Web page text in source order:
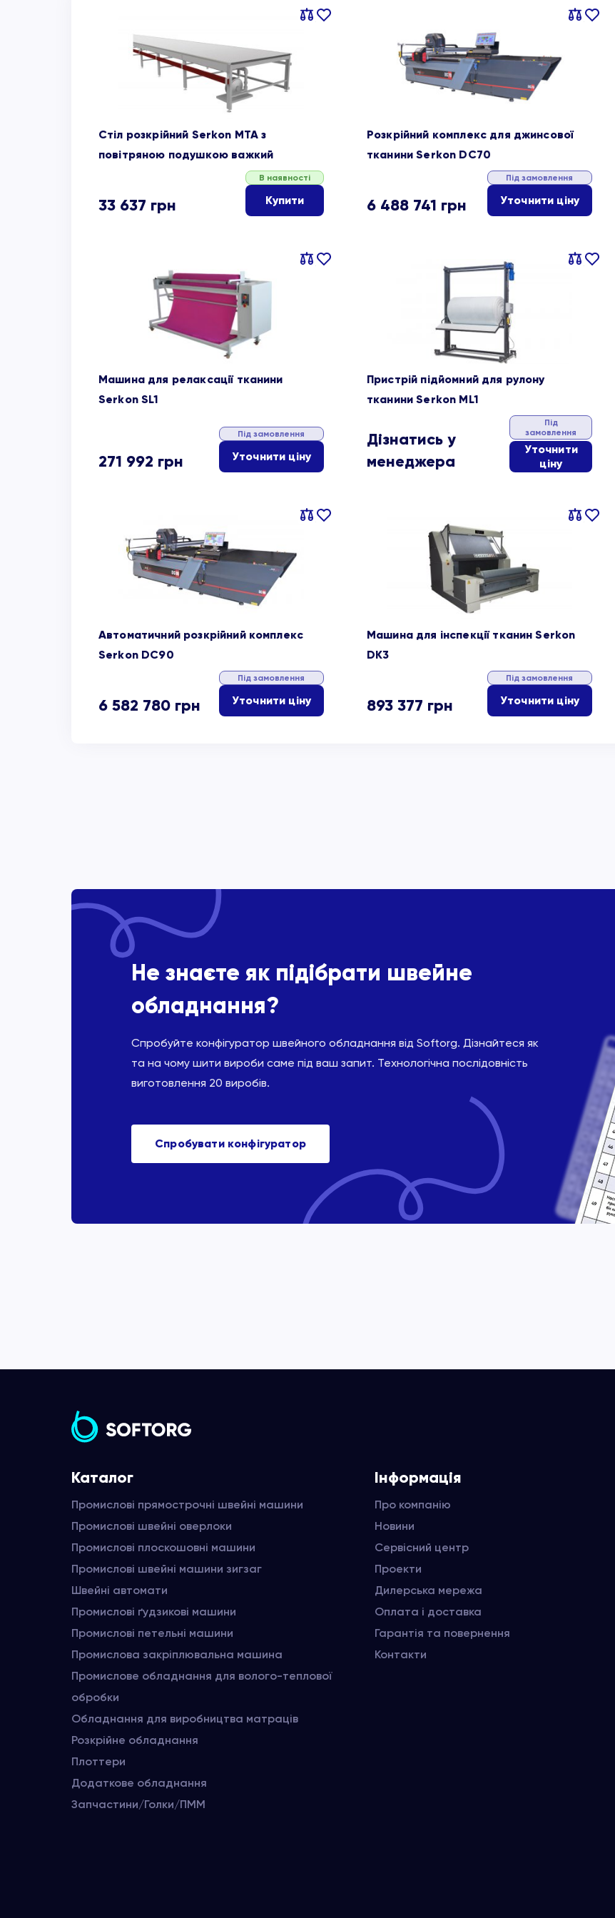
Порівняти
В
Стіл розкрійний Serkon MTA з
повітряною подушкою важкий
33 637 грн
В наявності
Купити
Порівняти
В
Розкрійний комплекс для джинсової
тканини Serkon DC70
6 488 741 грн
Під замовлення
Уточнити ціну
Порівняти
В
Машина для релаксації тканини
Serkon SL1
271 992 грн
Під замовлення
Уточнити ціну
Порівняти
В
Пристрій підйомний для рулону
тканини Serkon ML1
Дізнатись у
менеджера
Під
замовлення
Уточнити
ціну
Порівняти
В
Автоматичний розкрійний комплекс
Serkon DC90
6 582 780 грн
Під замовлення
Уточнити ціну
Порівняти
В
Машина для інспекції тканин Serkon
DK3
893 377 грн
Під замовлення
Уточнити ціну
Не знаєте як підібрати швейне
обладнання?
Спробуйте конфігуратор швейного обладнання від Softorg. Дізнайтеся як
та на чому шити вироби саме під ваш запит. Технологічна послідовність
виготовлення 20 виробів.
Спробувати конфігуратор
Каталог
Промислові прямострочні швейні машини
Промислові швейні оверлоки
Промислові плоскошовні машини
Промислові швейні машини зигзаг
Швейні автомати
Промислові ґудзикові машини
Промислові петельні машини
Промислова закріплювальна машина
Промислове обладнання для волого-теплової
обробки
Обладнання для виробництва матраців
Розкрійне обладнання
Плоттери
Додаткове обладнання
Запчастини/Голки/ПММ
Інформація
Про компанію
Новини
Сервісний центр
Проекти
Дилерська мережа
Оплата і доставка
Гарантія та повернення
Контакти